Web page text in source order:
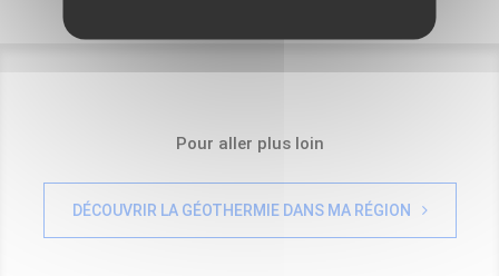
Pour aller plus loin
DÉCOUVRIR LA GÉOTHERMIE DANS MA RÉGION